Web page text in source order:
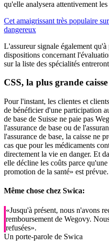
qu'elle analysera attentivement
Cet amaigrissant très populaire
dangereux
L'assureur signale également
dispositions concernant
sur la liste des spécialités
CSS, la plus grande
Pour l'instant, les clientes et
de bénéficier d'une participation
de base de Suisse ne paie pas
l'assurance de base ou de
l'assurance de base, la caisse ne
cas que pour les médicaments
directement la vie en danger. Et
elle décline les coûts parce
promotion de la santé» est prévue.
Même chose chez Swica:
«Jusqu'à présent, nous n'avons
remboursement de Wegovy.
refusées».
Un porte-parole de Swica